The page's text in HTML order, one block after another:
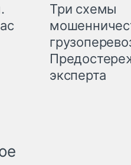
Три схемы
эксперта